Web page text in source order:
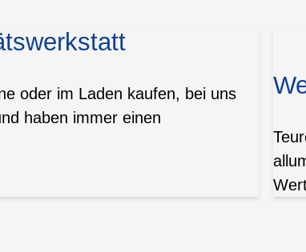
oder im Laden kaufen, bei uns
haben immer einen